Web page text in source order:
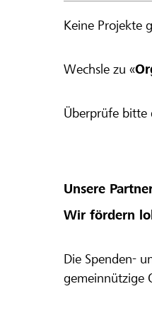
Keine Projekte
Wechsle zu «
Überprüfe bitte
Unsere
Wir fördern
Die Spenden-
gemeinnützige